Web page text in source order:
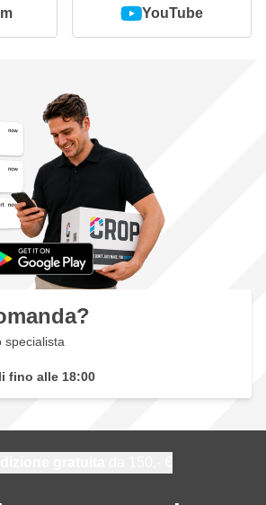
YouTube
specialista
fino alle 18:00